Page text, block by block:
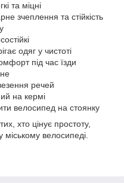
та міцні
зчеплення та стійкість
одяг у чистоті
під час їзди
речей
на кермі
велосипед на стоянку
хто цінує простоту,
міському велосипеді.